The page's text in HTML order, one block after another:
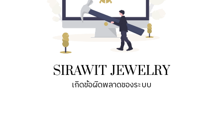
SIRAWIT JEWELRY
เกิดข้อผิดพลาดของระบบ